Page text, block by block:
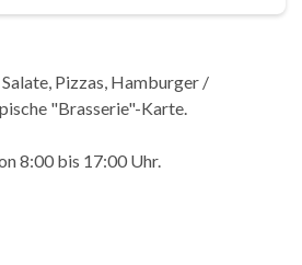
Pizzas, Hamburger /
"Brasserie"-Karte.
8:00 bis 17:00 Uhr.